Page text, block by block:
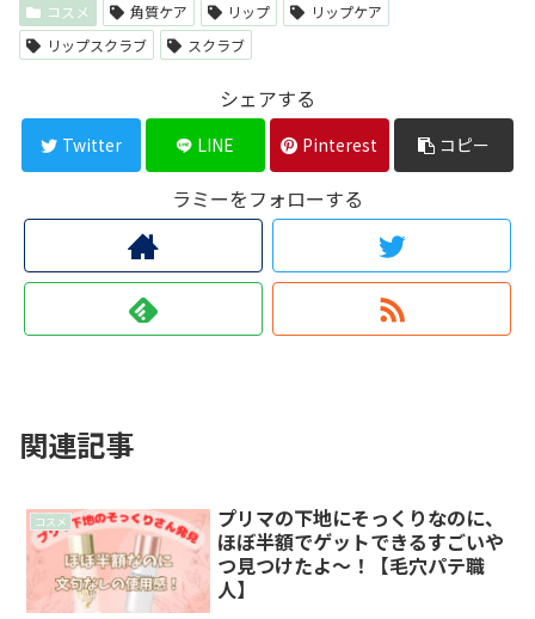
コスメ 角質ケア リップ
リップケア
リップスクラブ
スクラブ
シェアする
Twitter LINE Pinterest コピー
ラミーをフォローする
関連記事
コスメ
プリマの下地にそっくりなのに、
ほぼ半額でゲットできるすごいや
つ見つけたよ〜！【毛穴パテ職
人】